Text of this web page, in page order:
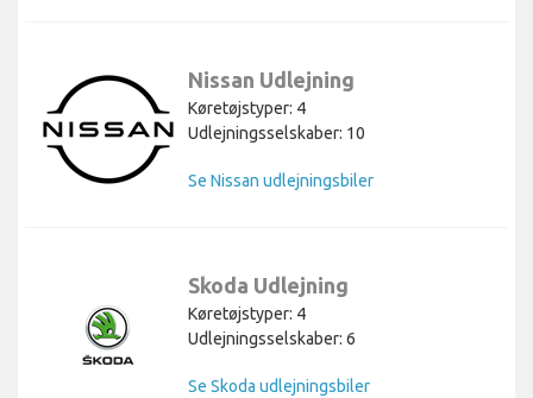
Nissan Udlejning
Køretøjstyper: 4
Udlejningsselskaber: 10
Se Nissan udlejningsbiler
Skoda Udlejning
Køretøjstyper: 4
Udlejningsselskaber: 6
Se Skoda udlejningsbiler